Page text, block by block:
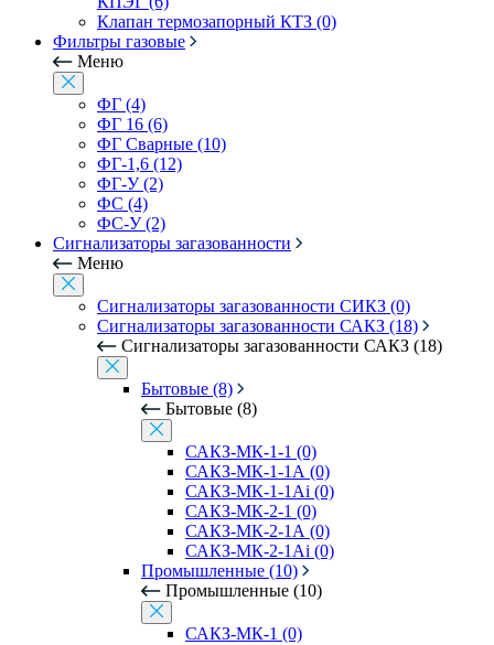
Клапан термозапорный КТЗ (0)
Фильтры газовые
Меню
ФГ (4)
ФГ 16 (6)
ФГ Сварные (10)
ФГ-1,6 (12)
ФГ-У (2)
ФС (4)
ФС-У (2)
Сигнализаторы загазованности
Меню
Сигнализаторы загазованности СИКЗ (0)
Сигнализаторы загазованности САКЗ (18)
Сигнализаторы загазованности САКЗ (18)
Бытовые (8)
Бытовые (8)
САКЗ-МК-1-1 (0)
САКЗ-МК-1-1А (0)
САКЗ-МК-1-1Аi (0)
САКЗ-МК-2-1 (0)
САКЗ-МК-2-1А (0)
САКЗ-МК-2-1Аi (0)
Промышленные (10)
Промышленные (10)
САКЗ-МК-1 (0)